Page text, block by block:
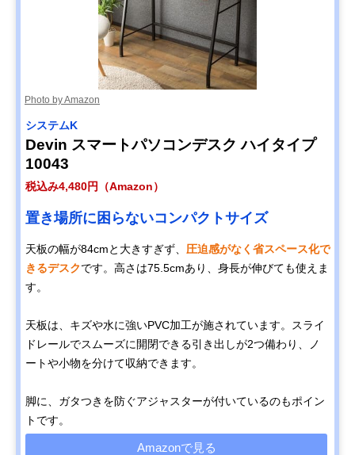
Photo by Amazon
システムK
Devin スマートパソコンデスク ハイタイプ
10043
税込み4,480円（Amazon）
置き場所に困らないコンパクトサイズ
天板の幅が84cmと大きすぎず、 圧迫感がなく省スペース化で
きるデスクです。高さは75.5cmあり、身長が伸びても使えま
す。
天板は、キズや水に強いPVC加工が施されています。スライ
ドレールでスムーズに開閉できる引き出しが2つ備わり、ノ
ートや小物を分けて収納できます。
脚に、ガタつきを防ぐアジャスターが付いているのもポイン
トです。
Amazonで見る